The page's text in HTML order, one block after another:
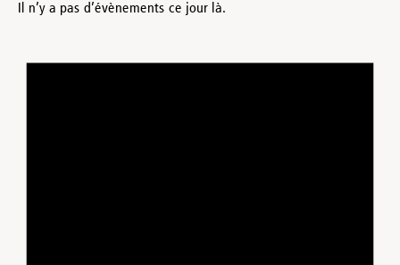
Il n’y a pas d’évènements ce jour là.